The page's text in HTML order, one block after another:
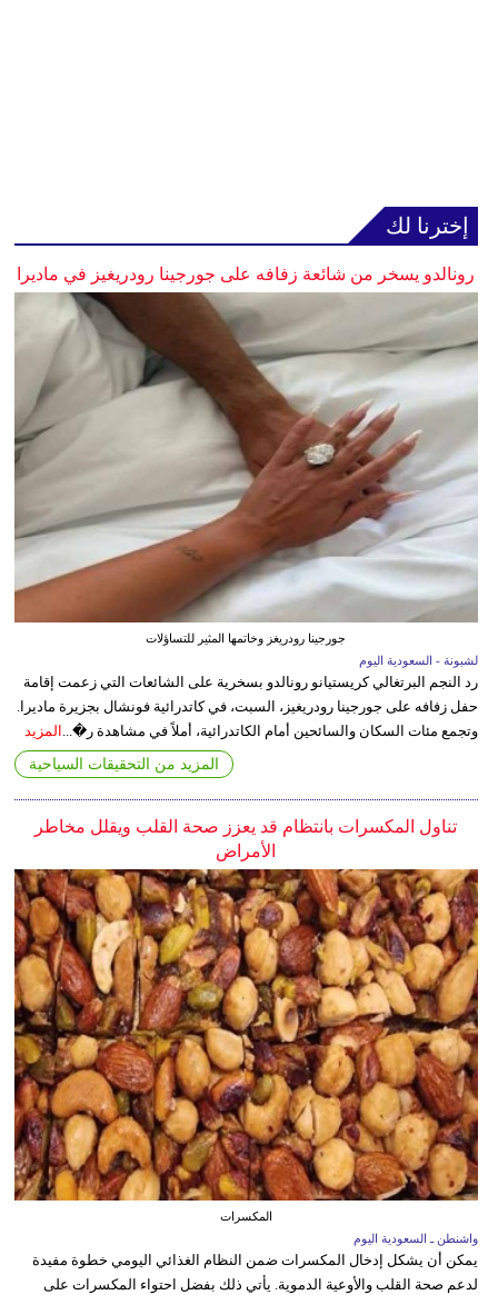
إخترنا لك
رونالدو يسخر من شائعة زفافه على جورجينا رودريغيز في ماديرا
جورجينا رودريغز وخاتمها المثير للتساؤلات
لشبونة - السعودية اليوم
رد النجم البرتغالي كريستيانو رونالدو بسخرية على الشائعات التي زعمت إقامة
حفل زفافه على جورجينا رودريغيز، السبت، في كاتدرائية فونشال بجزيرة ماديرا.
وتجمع مئات السكان والسائحين أمام الكاتدرائية، أملاً في مشاهدة ر�... المزيد
المزيد من التحقيقات السياحية
تناول المكسرات بانتظام قد يعزز صحة القلب ويقلل مخاطر
الأمراض
المكسرات
واشنطن ـ السعودية اليوم
يمكن أن يشكل إدخال المكسرات ضمن النظام الغذائي اليومي خطوة مفيدة
لدعم صحة القلب والأوعية الدموية. يأتي ذلك بفضل احتواء المكسرات على